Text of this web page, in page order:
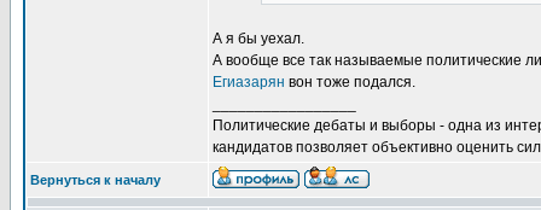
А я бы уехал.
А вообще все так называемые политические
Егиазарян вон тоже подался.
Политические дебаты и выборы - одна из
кандидатов позволяет объективно оценить
Вернуться к началу